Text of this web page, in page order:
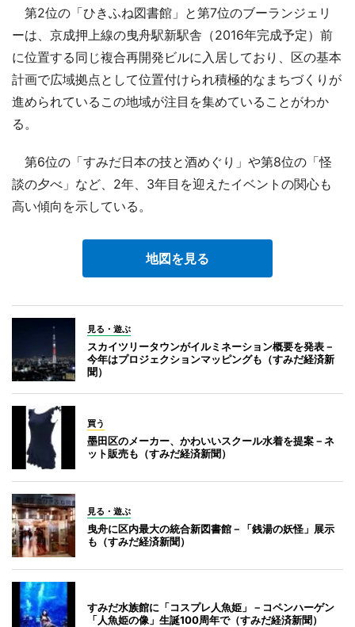
第2位の「ひきふね図書館」と第7位のブーランジェリ
ーは、京成押上線の曳舟駅新駅舎（2016年完成予定）前
に位置する同じ複合再開発ビルに入居しており、区の基本
計画で広域拠点として位置付けられ積極的なまちづくりが
進められているこの地域が注目を集めていることがわか
る。
第6位の「すみだ日本の技と酒めぐり」や第8位の「怪
談の夕べ」など、2年、3年目を迎えたイベントの関心も
高い傾向を示している。
地図を見る
見る・遊ぶ
スカイツリータウンがイルミネーション概要を発表－
今年はプロジェクションマッピングも（すみだ経済新
聞）
買う
墨田区のメーカー、かわいいスクール水着を提案－ネ
ット販売も（すみだ経済新聞）
見る・遊ぶ
曳舟に区内最大の統合新図書館－「銭湯の妖怪」展示
も（すみだ経済新聞）
すみだ水族館に「コスプレ人魚姫」－コペンハーゲン
「人魚姫の像」生誕100周年で（すみだ経済新聞）